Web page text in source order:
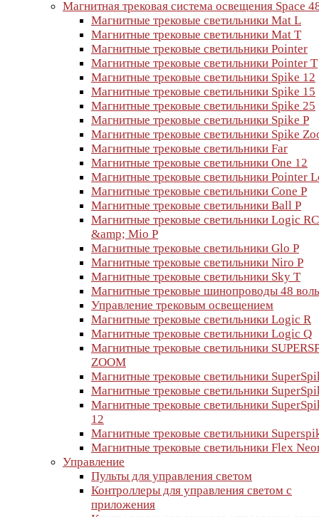
Магнитная трековая система освещения Space
Магнитные трековые светильники Mat L
Магнитные трековые светильники Mat T
Магнитные трековые светильники Pointer
Магнитные трековые светильники Pointer T
Магнитные трековые светильники Spike 12
Магнитные трековые светильники Spike 15
Магнитные трековые светильники Spike 25
Магнитные трековые светильники Spike P
Магнитные трековые светильники Spike
Магнитные трековые светильники Far
Магнитные трековые светильники One 12
Магнитные трековые светильники Pointer
Магнитные трековые светильники Cone P
Магнитные трековые светильники Ball P
Магнитные трековые светильники Logic RC
&amp; Mio P
Магнитные трековые светильники Glo P
Магнитные трековые светильники Niro P
Магнитные трековые светильники Sky T
Магнитные трековые шинопроводы 48
Управление трековым освещением
Магнитные трековые светильники Logic R
Магнитные трековые светильники Logic Q
Магнитные трековые светильники
ZOOM
Магнитные трековые светильники
Магнитные трековые светильники
Магнитные трековые светильники
12
Магнитные трековые светильники
Магнитные трековые светильники Flex
Управление
Пульты для управления светом
Контроллеры для управления светом с
приложения